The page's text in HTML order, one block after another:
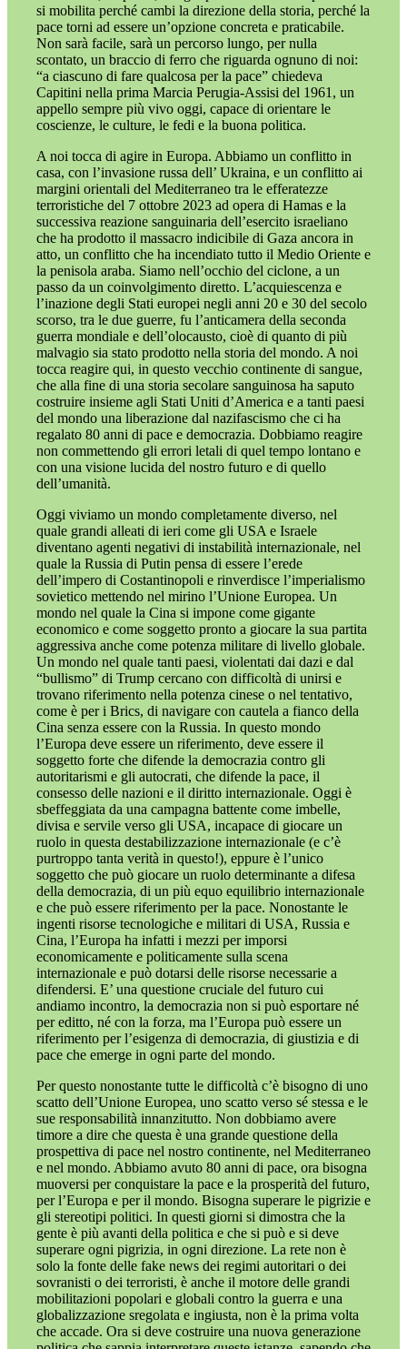
si mobilita perché cambi la direzione della storia, perché la
pace torni ad essere un’opzione concreta e praticabile.
Non sarà facile, sarà un percorso lungo, per nulla
scontato, un braccio di ferro che riguarda ognuno di noi:
“a ciascuno di fare qualcosa per la pace” chiedeva
Capitini nella prima Marcia Perugia-Assisi del 1961, un
appello sempre più vivo oggi, capace di orientare le
coscienze, le culture, le fedi e la buona politica.
A noi tocca di agire in Europa. Abbiamo un conflitto in
casa, con l’invasione russa dell’ Ukraina, e un conflitto ai
margini orientali del Mediterraneo tra le efferatezze
terroristiche del 7 ottobre 2023 ad opera di Hamas e la
successiva reazione sanguinaria dell’esercito israeliano
che ha prodotto il massacro indicibile di Gaza ancora in
atto, un conflitto che ha incendiato tutto il Medio Oriente e
la penisola araba. Siamo nell’occhio del ciclone, a un
passo da un coinvolgimento diretto. L’acquiescenza e
l’inazione degli Stati europei negli anni 20 e 30 del secolo
scorso, tra le due guerre, fu l’anticamera della seconda
guerra mondiale e dell’olocausto, cioè di quanto di più
malvagio sia stato prodotto nella storia del mondo. A noi
tocca reagire qui, in questo vecchio continente di sangue,
che alla fine di una storia secolare sanguinosa ha saputo
costruire insieme agli Stati Uniti d’America e a tanti paesi
del mondo una liberazione dal nazifascismo che ci ha
regalato 80 anni di pace e democrazia. Dobbiamo reagire
non commettendo gli errori letali di quel tempo lontano e
con una visione lucida del nostro futuro e di quello
dell’umanità.
Oggi viviamo un mondo completamente diverso, nel
quale grandi alleati di ieri come gli USA e Israele
diventano agenti negativi di instabilità internazionale, nel
quale la Russia di Putin pensa di essere l’erede
dell’impero di Costantinopoli e rinverdisce l’imperialismo
sovietico mettendo nel mirino l’Unione Europea. Un
mondo nel quale la Cina si impone come gigante
economico e come soggetto pronto a giocare la sua partita
aggressiva anche come potenza militare di livello globale.
Un mondo nel quale tanti paesi, violentati dai dazi e dal
“bullismo” di Trump cercano con difficoltà di unirsi e
trovano riferimento nella potenza cinese o nel tentativo,
come è per i Brics, di navigare con cautela a fianco della
Cina senza essere con la Russia. In questo mondo
l’Europa deve essere un riferimento, deve essere il
soggetto forte che difende la democrazia contro gli
autoritarismi e gli autocrati, che difende la pace, il
consesso delle nazioni e il diritto internazionale. Oggi è
sbeffeggiata da una campagna battente come imbelle,
divisa e servile verso gli USA, incapace di giocare un
ruolo in questa destabilizzazione internazionale (e c’è
purtroppo tanta verità in questo!), eppure è l’unico
soggetto che può giocare un ruolo determinante a difesa
della democrazia, di un più equo equilibrio internazionale
e che può essere riferimento per la pace. Nonostante le
ingenti risorse tecnologiche e militari di USA, Russia e
Cina, l’Europa ha infatti i mezzi per imporsi
economicamente e politicamente sulla scena
internazionale e può dotarsi delle risorse necessarie a
difendersi. E’ una questione cruciale del futuro cui
andiamo incontro, la democrazia non si può esportare né
per editto, né con la forza, ma l’Europa può essere un
riferimento per l’esigenza di democrazia, di giustizia e di
pace che emerge in ogni parte del mondo.
Per questo nonostante tutte le difficoltà c’è bisogno di uno
scatto dell’Unione Europea, uno scatto verso sé stessa e le
sue responsabilità innanzitutto. Non dobbiamo avere
timore a dire che questa è una grande questione della
prospettiva di pace nel nostro continente, nel Mediterraneo
e nel mondo. Abbiamo avuto 80 anni di pace, ora bisogna
muoversi per conquistare la pace e la prosperità del futuro,
per l’Europa e per il mondo. Bisogna superare le pigrizie e
gli stereotipi politici. In questi giorni si dimostra che la
gente è più avanti della politica e che si può e si deve
superare ogni pigrizia, in ogni direzione. La rete non è
solo la fonte delle fake news dei regimi autoritari o dei
sovranisti o dei terroristi, è anche il motore delle grandi
mobilitazioni popolari e globali contro la guerra e una
globalizzazione sregolata e ingiusta, non è la prima volta
che accade. Ora si deve costruire una nuova generazione